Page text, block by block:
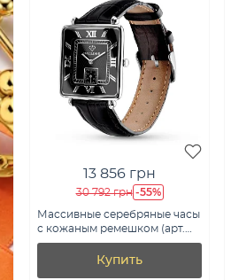
13 856 грн
30 792 грн -55%
Массивные серебряные часы
с кожаным ремешком (арт.
7526/162чч)
Купить